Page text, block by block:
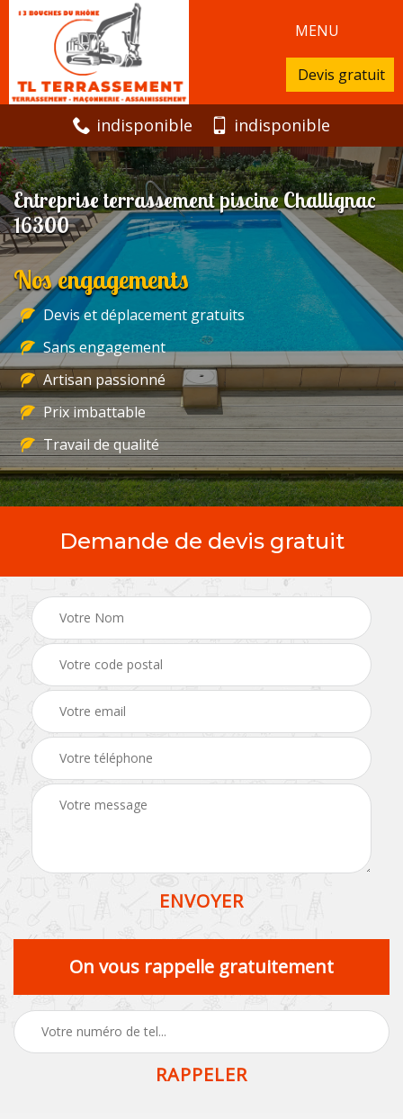
MENU
Devis gratuit
indisponible indisponible
Entreprise terrassement piscine Challignac
16300
Nos engagements
Devis et déplacement gratuits
Sans engagement
Artisan passionné
Prix imbattable
Travail de qualité
Demande de devis gratuit
On vous rappelle gratuitement